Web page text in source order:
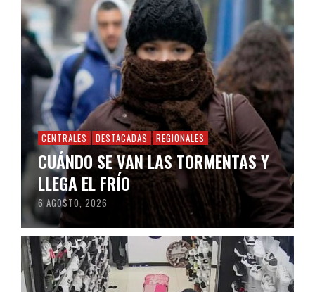
CENTRALES DESTACADAS REGIONALES
CUÁNDO SE VAN LAS TORMENTAS Y
LLEGA EL FRÍO
6 AGOSTO, 2026